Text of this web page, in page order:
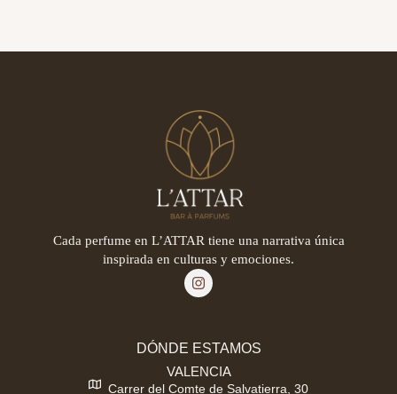
Cada perfume en L’ATTAR tiene una narrativa única
inspirada en culturas y emociones.
DÓNDE ESTAMOS
VALENCIA
Carrer del Comte de Salvatierra, 30